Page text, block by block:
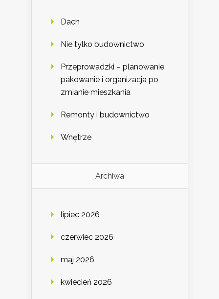
Dach
Nie tylko budownictwo
Przeprowadzki – planowanie,
pakowanie i organizacja po
zmianie mieszkania
Remonty i budownictwo
Wnętrze
Archiwa
lipiec 2026
czerwiec 2026
maj 2026
kwiecień 2026